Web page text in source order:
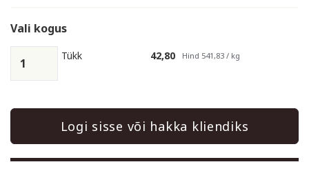
Vali kogus
Tükk 42,80 Hind 541,83 / kg
Logi sisse või hakka kliendiks